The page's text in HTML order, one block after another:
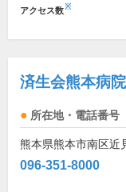
アクセス数※
済生会熊本病院
所在地・電話番号
熊本県熊本市南区近
096-351-8000